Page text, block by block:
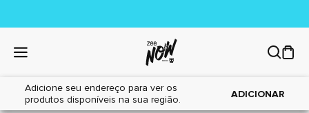
Adicione seu endereço para ver os
produtos disponíveis na sua região.
ADICIONAR
Home|Gatos|Areia Sanitária